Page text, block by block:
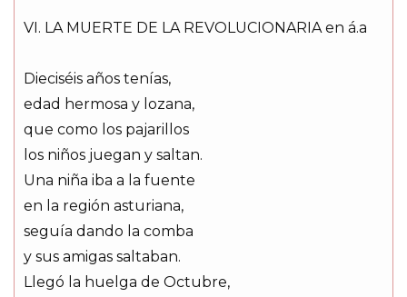
VI. LA MUERTE DE LA REVOLUCIONARIA en á.a
Dieciséis años tenías,
edad hermosa y lozana,
que como los pajarillos
los niños juegan y saltan.
Una niña iba a la fuente
en la región asturiana,
seguía dando la comba
y sus amigas saltaban.
Llegó la huelga de Octubre,